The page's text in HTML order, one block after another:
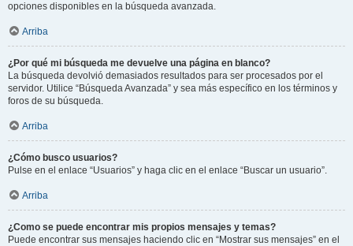
opciones disponibles en la búsqueda avanzada.
Arriba
¿Por qué mi búsqueda me devuelve una página en blanco?
La búsqueda devolvió demasiados resultados para ser procesados por el
servidor. Utilice “Búsqueda Avanzada” y sea más específico en los términos y
foros de su búsqueda.
Arriba
¿Cómo busco usuarios?
Pulse en el enlace “Usuarios” y haga clic en el enlace “Buscar un usuario”.
Arriba
¿Como se puede encontrar mis propios mensajes y temas?
Puede encontrar sus mensajes haciendo clic en “Mostrar sus mensajes” en el